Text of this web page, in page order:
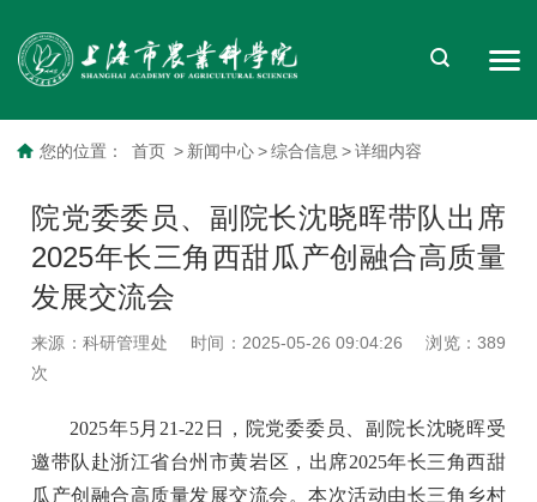
您的位置： 首页 > 新闻中心 > 综合信息 > 详细内容
院党委委员、副院长沈晓晖带队出席
2025年长三角西甜瓜产创融合高质量
发展交流会
来源：科研管理处 时间：2025-05-26 09:04:26 浏览： 389
次
2025年5月21-22日，院党委委员、副院长沈晓晖受
邀带队赴浙江省台州市黄岩区，出席2025年长三角西甜
瓜产创融合高质量发展交流会。本次活动由长三角乡村